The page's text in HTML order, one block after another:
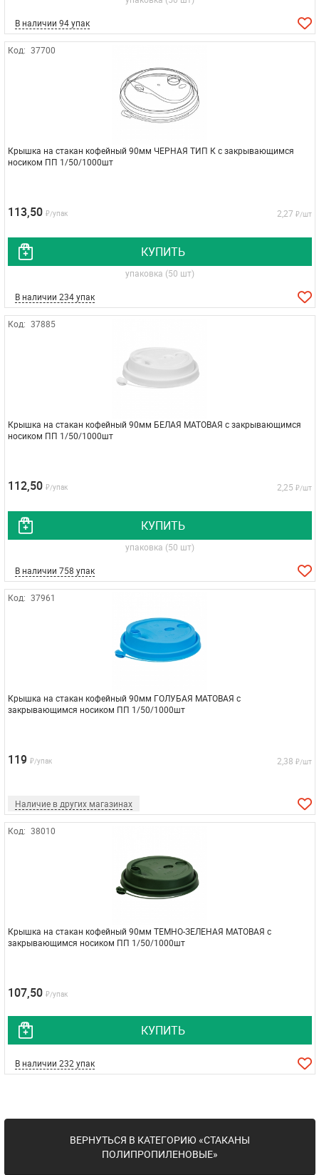
В наличии 94 упак
Код: 37700
Крышка на стакан кофейный 90мм ЧЕРНАЯ ТИП К с закрывающимся
носиком ПП 1/50/1000шт
113,50 ₽/упак 2,27 ₽/шт
КУПИТЬ
упаковка (50 шт)
В наличии 234 упак
Код: 37885
Крышка на стакан кофейный 90мм БЕЛАЯ МАТОВАЯ с закрывающимся
носиком ПП 1/50/1000шт
112,50 ₽/упак 2,25 ₽/шт
КУПИТЬ
упаковка (50 шт)
В наличии 758 упак
Код: 37961
Крышка на стакан кофейный 90мм ГОЛУБАЯ МАТОВАЯ с
закрывающимся носиком ПП 1/50/1000шт
119 ₽/упак 2,38 ₽/шт
Наличие в других магазинах
Код: 38010
Крышка на стакан кофейный 90мм ТЕМНО-ЗЕЛЕНАЯ МАТОВАЯ с
закрывающимся носиком ПП 1/50/1000шт
107,50 ₽/упак
КУПИТЬ
В наличии 232 упак
ВЕРНУТЬСЯ В КАТЕГОРИЮ «СТАКАНЫ
ПОЛИПРОПИЛЕНОВЫЕ»